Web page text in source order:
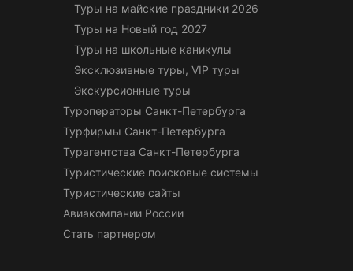
Туры на майские праздники 2026
Туры на Новый год 2027
Туры на школьные каникулы
Эксклюзивные туры, VIP туры
Экскурсионные туры
Туроператоры Санкт-Петербурга
Турфирмы Санкт-Петербурга
Турагентства Санкт-Петербурга
Туристические поисковые системы
Туристические сайты
Авиакомпании России
Стать партнером